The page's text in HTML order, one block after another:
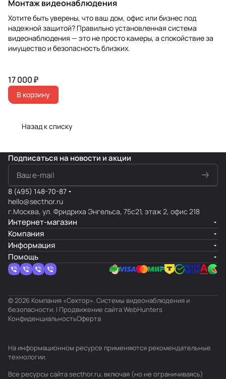
Монтаж видеонаблюдения
Хотите быть уверены, что ваш дом, офис или бизнес под
надежной защитой? Правильно установленная система
видеонаблюдения — это не просто камеры, а спокойствие за
имущество и безопасность близких.
17 000 ₽
В корзину
Назад к списку
Подписаться на новости и акции
8 (495) 148-70-87
hello@secthor.ru
г.Москва, ул. Фридриха Энгельса, 75с21, этаж 2, офис 218
Интернет-магазин
Компания
Информация
Помощь
© 2026 Компания «Сектор». Системы видеонаблюдения и
безопасности. | Продвижение сайтаWebHunters
КонфиденциальностьОферта
На информационном ресурсе применяются рекомендательные
технологии.
Все ресурсы сайта secthor.ru, включая (но не ограничиваясь)